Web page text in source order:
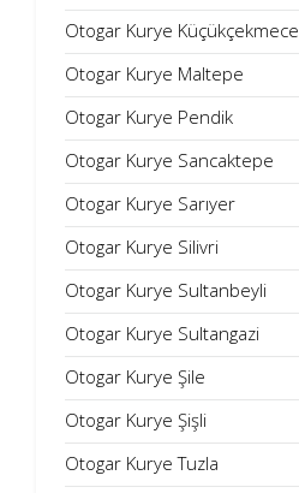
Otogar Kurye Küçükçekmece
Otogar Kurye Maltepe
Otogar Kurye Pendik
Otogar Kurye Sancaktepe
Otogar Kurye Sarıyer
Otogar Kurye Silivri
Otogar Kurye Sultanbeyli
Otogar Kurye Sultangazi
Otogar Kurye Şile
Otogar Kurye Şişli
Otogar Kurye Tuzla